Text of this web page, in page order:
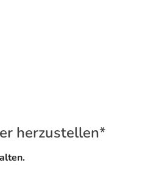
herzustellen*